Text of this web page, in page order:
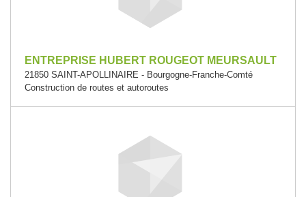
ENTREPRISE HUBERT ROUGEOT MEURSAULT
21850 SAINT-APOLLINAIRE - Bourgogne-Franche-Comté
Construction de routes et autoroutes